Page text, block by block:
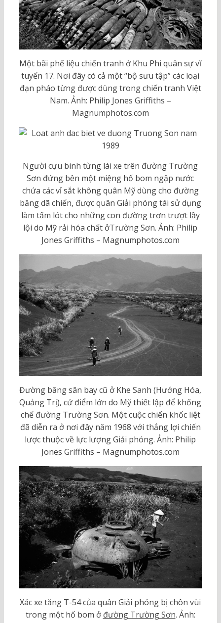
Một bãi phế liệu chiến tranh ở Khu Phi quân sự vĩ
tuyến 17. Nơi đây có cả một “bộ sưu tập” các loại
đạn pháo từng được dùng trong chiến tranh Việt
Nam. Ảnh: Philip Jones Griffiths –
Magnumphotos.com
Người cựu binh từng lái xe trên đường Trường
Sơn đứng bên một miệng hố bom ngập nước
chứa các vỉ sắt không quân Mỹ dùng cho đường
băng dã chiến, được quân Giải phóng tái sử dụng
làm tấm lót cho những con đường trơn trượt lầy
lội do Mỹ rải hóa chất ởTrường Sơn. Ảnh: Philip
Jones Griffiths – Magnumphotos.com
Đường băng sân bay cũ ở Khe Sanh (Hướng Hóa,
Quảng Trị), cứ điểm lớn do Mỹ thiết lập để khống
chế đường Trường Sơn. Một cuộc chiến khốc liệt
đã diễn ra ở nơi đây năm 1968 với thắng lợi chiến
lược thuộc về lực lượng Giải phóng. Ảnh: Philip
Jones Griffiths – Magnumphotos.com
Xác xe tăng T-54 của quân Giải phóng bị chôn vùi
trong một hố bom ở đường Trường Sơn. Ảnh: